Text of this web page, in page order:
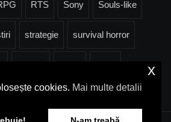
RTS Sony Souls-like
strategie survival horror
cookies. Mai multe detalii
x